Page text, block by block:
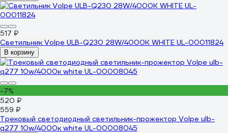
517 ₽
Светильник Volpe ULB-Q230 28W/4000К WHITE UL-00011824
В корзину
-7%
520 ₽
559 ₽
Трековый светодиодный светильник-прожектор Volpe ulb-
q277 10w/4000к white UL-00008045